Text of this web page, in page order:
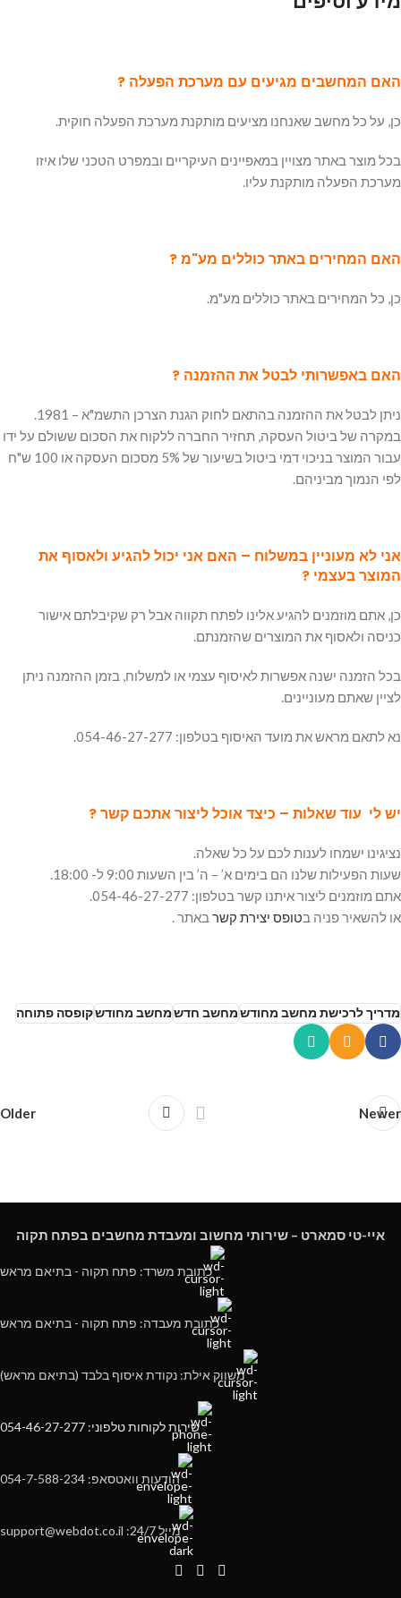
האם המחשבים מגיעים עם מערכת הפעלה ?
כן, על כל מחשב שאנחנו מציעים מותקנת מערכת הפעלה חוקית.
בכל מוצר באתר מצויין במאפיינים העיקריים ובמפרט הטכני שלו איזו
מערכת הפעלה מותקנת עליו.
האם המחירים באתר כוללים מע"מ ?
כן, כל המחירים באתר כוללים מע"מ.
האם באפשרותי לבטל את ההזמנה ?
ניתן לבטל את ההזמנה בהתאם לחוק הגנת הצרכן התשמ"א – 1981.
במקרה של ביטול העסקה, תחזיר החברה ללקוח את הסכום ששולם על ידו
עבור המוצר בניכוי דמי ביטול בשיעור של 5% מסכום העסקה או 100 ש"ח
לפי הנמוך מביניהם.
אני לא מעוניין במשלוח – האם אני יכול להגיע ולאסוף את
המוצר בעצמי ?
כן, אתם מוזמנים להגיע אלינו לפתח תקווה אבל רק שקיבלתם אישור
כניסה ולאסוף את המוצרים שהזמנתם.
בכל הזמנה ישנה אפשרות לאיסוף עצמי או למשלוח, בזמן ההזמנה ניתן
לציין שאתם מעוניינים.
נא לתאם מראש את מועד האיסוף בטלפון: 054-46-27-277.
יש לי עוד שאלות – כיצד אוכל ליצור אתכם קשר ?
נציגינו ישמחו לענות לכם על כל שאלה.
שעות הפעילות שלנו הם בימים א’ – ה’ בין השעות 9:00 ל- 18:00.
אתם מוזמנים ליצור איתנו קשר בטלפון: 054-46-27-277.
או להשאיר פניה בטופס יצירת קשר באתר .
מדריך לרכישת מחשב מחודשמחשב חדשמחשב מחודשקופסה פתוחה
Newer
Older
איי-טי סמארט – שירותי מחשוב ומעבדת מחשבים בפתח תקוה
כתובת משרד: פתח תקוה - בתיאם מראש
כתובת מעבדה: פתח תקוה - בתיאם מראש
משווק אילת: נקודת איסוף בלבד (בתיאם מראש)
שירות לקוחות טלפוני: 054-46-27-277
הודעות וואטסאפ: 054-7-588-234
מייל 24/7: support@webdot.co.il